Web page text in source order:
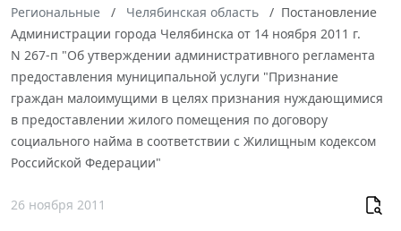
Региональные
Челябинская область
Постановление
Администрации города Челябинска от 14 ноября 2011 г.
N 267-п "Об утверждении административного регламента
предоставления муниципальной услуги "Признание
граждан малоимущими в целях признания нуждающимися
в предоставлении жилого помещения по договору
социального найма в соответствии с Жилищным кодексом
Российской Федерации"
26 ноября 2011